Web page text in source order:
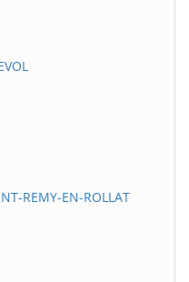
REMY-EN-ROLLAT